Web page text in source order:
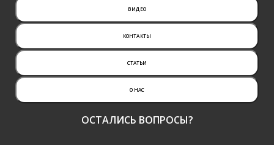
ВИДЕО
КОНТАКТЫ
СТАТЬИ
О НАС
ОСТАЛИСЬ ВОПРОСЫ?